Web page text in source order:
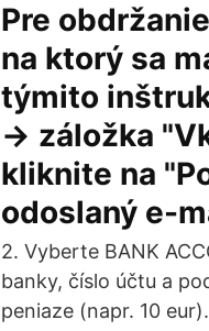
Pre
na ktorý sa
týmito
→ záložka
kliknite na
odoslaný e-
2. Vyberte BANK
banky, číslo účtu a
peniaze (napr. 10